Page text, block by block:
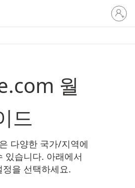
귀
하
계
월
드
다양한 국가/지역에
있습니다. 아래에서
을 선택하세요.